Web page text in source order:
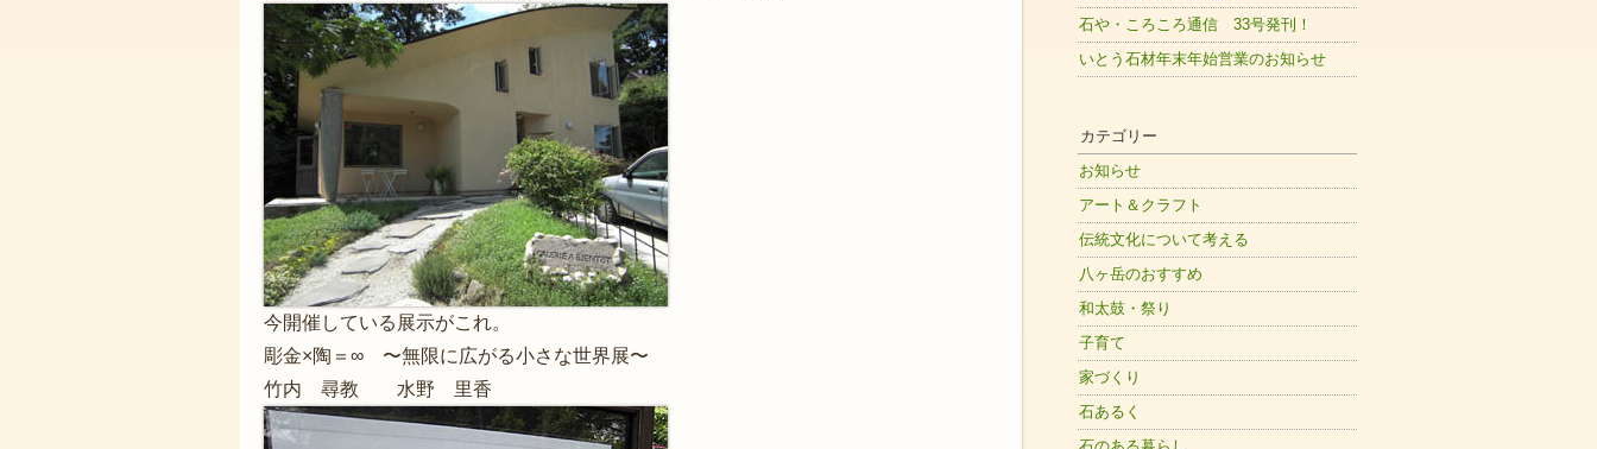
今開催している展示がこれ。
彫金×陶＝∞ 〜無限に広がる小さな世界展〜
竹内 尋教 水野 里香
石や・ころころ通信 33号発刊！
いとう石材年末年始営業のお知らせ
カテゴリー
お知らせ
アート＆クラフト
伝統文化について考える
八ヶ岳のおすすめ
和太鼓・祭り
子育て
家づくり
石あるく